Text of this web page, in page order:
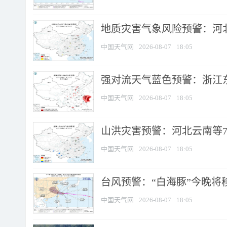
地质灾害气象风险预警：河
中国天气网 2026-08-07 18:05
强对流天气蓝色预警：浙江
中国天气网 2026-08-07 18:05
山洪灾害预警：河北云南
中国天气网 2026-08-07 18:05
台风预警：“白海豚”今晚将
中国天气网 2026-08-07 18:05